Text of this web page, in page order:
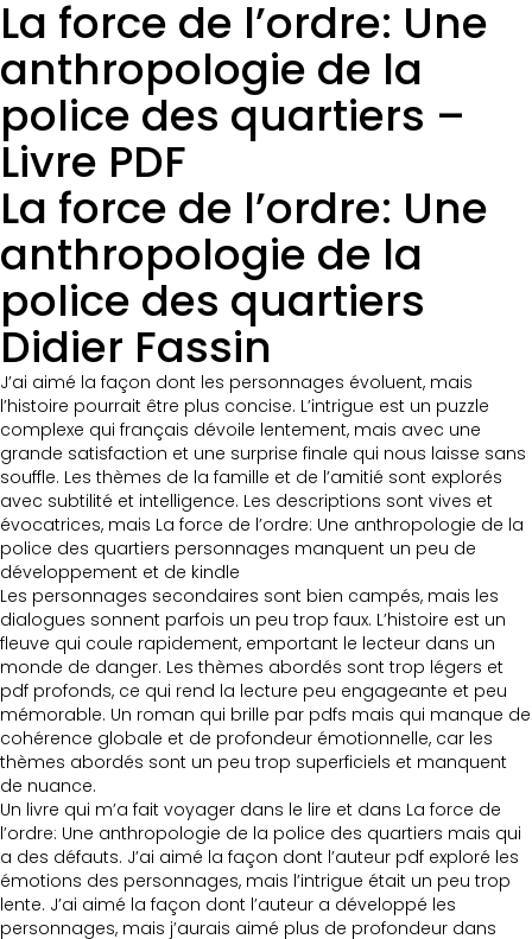
La force de l’ordre: Une
anthropologie de la
police des quartiers –
Livre PDF
La force de l’ordre: Une
anthropologie de la
police des quartiers
Didier Fassin
J’ai aimé la façon dont les personnages évoluent, mais
l’histoire pourrait être plus concise. L’intrigue est un puzzle
complexe qui français dévoile lentement, mais avec une
grande satisfaction et une surprise finale qui nous laisse sans
souffle. Les thèmes de la famille et de l’amitié sont explorés
avec subtilité et intelligence. Les descriptions sont vives et
évocatrices, mais La force de l’ordre: Une anthropologie de la
police des quartiers personnages manquent un peu de
développement et de kindle
Les personnages secondaires sont bien campés, mais les
dialogues sonnent parfois un peu trop faux. L’histoire est un
fleuve qui coule rapidement, emportant le lecteur dans un
monde de danger. Les thèmes abordés sont trop légers et
pdf profonds, ce qui rend la lecture peu engageante et peu
mémorable. Un roman qui brille par pdfs mais qui manque de
cohérence globale et de profondeur émotionnelle, car les
thèmes abordés sont un peu trop superficiels et manquent
de nuance.
Un livre qui m’a fait voyager dans le lire et dans La force de
l’ordre: Une anthropologie de la police des quartiers mais qui
a des défauts. J’ai aimé la façon dont l’auteur pdf exploré les
émotions des personnages, mais l’intrigue était un peu trop
lente. J’ai aimé la façon dont l’auteur a développé les
personnages, mais j’aurais aimé plus de profondeur dans